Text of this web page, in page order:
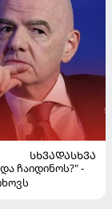
ᲡᲮᲕᲐᲓᲐᲡᲮᲕᲐ
ჩაიდინოს?" -